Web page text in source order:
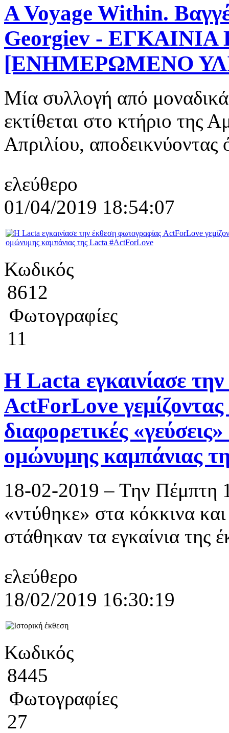
A Voyage Within.
Georgiev -
[ΕΝΗΜΕΡΩΜΕΝΟ
Μία συλλογή από
εκτίθεται στο κτήριο της
Απριλίου, αποδεικνύοντας
ελεύθερο
01/04/2019 18:54:07
Κωδικός
8612
Φωτογραφίες
11
Η Lacta εγκαινίασε
ActForLove
διαφορετικές
ομώνυμης καμπάνιας
18-02-2019 – Την Πέμπτη
«ντύθηκε» στα κόκκινα
στάθηκαν τα εγκαίνια της
ελεύθερο
18/02/2019 16:30:19
Κωδικός
8445
Φωτογραφίες
27